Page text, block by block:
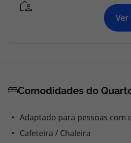
Ver
Comodidades do
Adaptado para pessoas com
Cafeteira / Chaleira